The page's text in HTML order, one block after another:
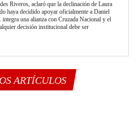
Riveros, aclaró que la declinación de Laura
haya decidido apoyar oficialmente a Daniel
una alianza con Cruzada Nacional y el
decisión institucional debe ser
ARTÍCULOS